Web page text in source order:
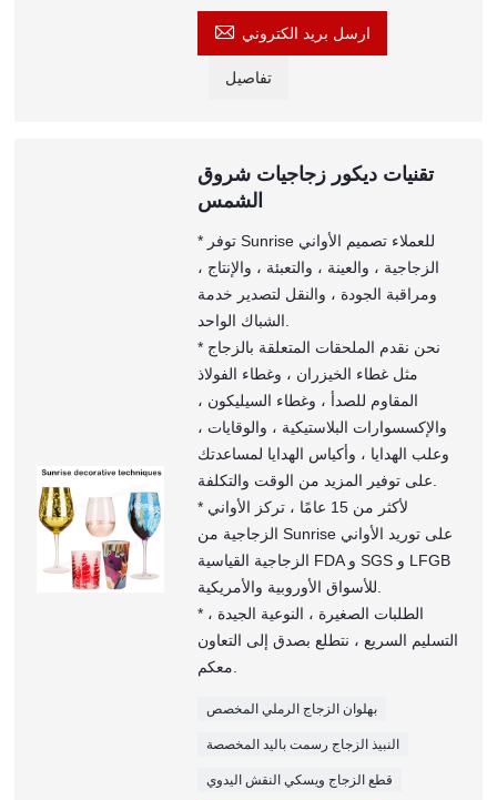
 ارسل بريد الكتروني
تفاصيل
تقنيات ديكور زجاجيات شروق
الشمس
* توفر Sunrise للعملاء تصميم الأواني
الزجاجية ، والعينة ، والتعبئة ، والإنتاج ،
ومراقبة الجودة ، والنقل لتصدير خدمة
* نحن نقدم الملحقات المتعلقة بالزجاج
مثل غطاء الخيزران ، وغطاء الفولاذ
المقاوم للصدأ ، وغطاء السيليكون ،
والإكسسوارات البلاستيكية ، والوقايات ،
وعلب الهدايا ، وأكياس الهدايا لمساعدتك
* لأكثر من 15 عامًا ، تركز الأواني
الزجاجية من Sunrise على توريد الأواني
الزجاجية القياسية FDA و SGS و LFGB
* الطلبات الصغيرة ، النوعية الجيدة ،
التسليم السريع ، نتطلع بصدق إلى التعاون
بهلوان الزجاج الرملي المخصص
النبيذ الزجاج رسمت باليد المخصصة
قطع الزجاج ويسكي النقش اليدوي